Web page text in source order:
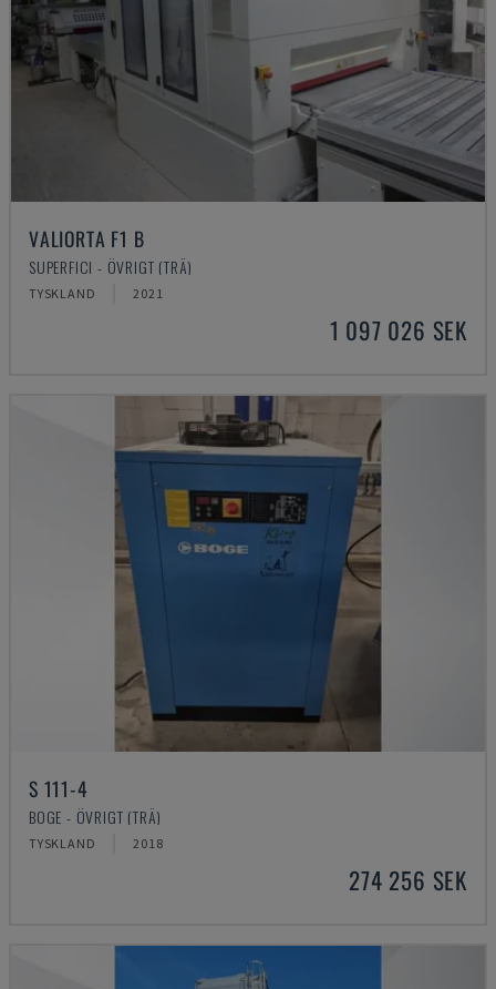
VALIORTA F1 B
SUPERFICI - ÖVRIGT (TRÄ)
TYSKLAND 2021
1 097 026 SEK
S 111-4
BOGE - ÖVRIGT (TRÄ)
TYSKLAND 2018
274 256 SEK